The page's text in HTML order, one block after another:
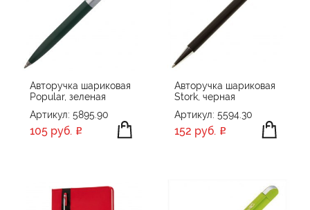
Авторучка шариковая
Popular, зеленая
Артикул: 5895.90
105 руб.
Авторучка шариковая
Stork, черная
Артикул: 5594.30
152 руб.